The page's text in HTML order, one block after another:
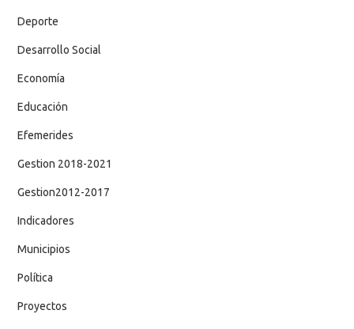
Deporte
Desarrollo Social
Economía
Educación
Efemerides
Gestion 2018-2021
Gestion2012-2017
Indicadores
Municipios
Política
Proyectos